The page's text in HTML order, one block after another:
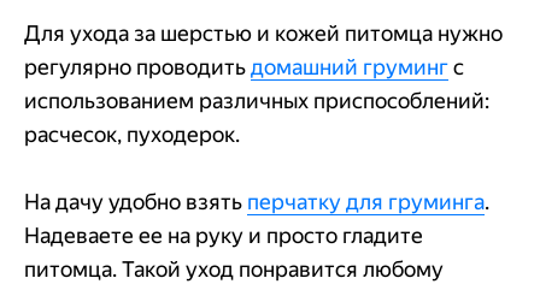
Для ухода за шерстью и кожей питомца нужно
регулярно проводитьдомашний грумингс
использованием различных приспособлений:
расчесок, пуходерок.
На дачу удобно взять перчатку для груминга.
Надеваете ее на руку и просто гладите
питомца. Такой уход понравится любому